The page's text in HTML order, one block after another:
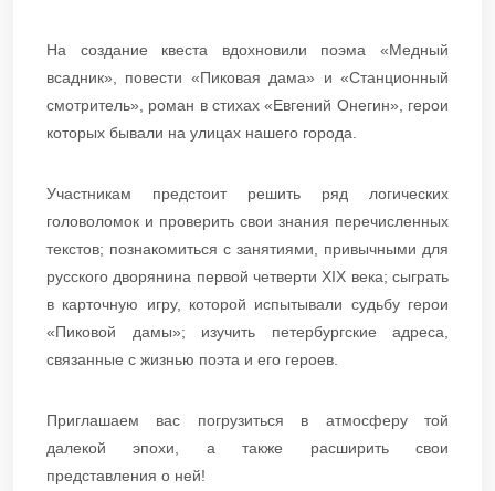
На создание квеста вдохновили поэма «Медный
всадник», повести «Пиковая дама» и «Станционный
смотритель», роман в стихах «Евгений Онегин», герои
которых бывали на улицах нашего города.
Участникам предстоит решить ряд логических
головоломок и проверить свои знания перечисленных
текстов; познакомиться с занятиями, привычными для
русского дворянина первой четверти XIX века; сыграть
в карточную игру, которой испытывали судьбу герои
«Пиковой дамы»; изучить петербургские адреса,
связанные с жизнью поэта и его героев.
Приглашаем вас погрузиться в атмосферу той
далекой эпохи, а также расширить свои
представления о ней!